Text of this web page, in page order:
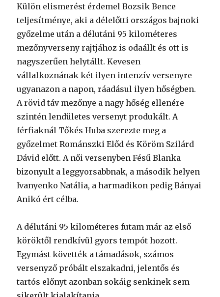
Külön elismerést érdemel Bozsik Bence
teljesítménye, aki a délelőtti országos bajnoki
győzelme után a délutáni 95 kilométeres
mezőnyverseny rajtjához is odaállt és ott is
nagyszerűen helytállt. Kevesen
vállalkoznának két ilyen intenzív versenyre
ugyanazon a napon, ráadásul ilyen hőségben.
A rövid táv mezőnye a nagy hőség ellenére
szintén lendületes versenyt produkált. A
férfiaknál Tőkés Huba szerezte meg a
győzelmet Románszki Előd és Köröm Szilárd
Dávid előtt. A női versenyben Fésű Blanka
bizonyult a leggyorsabbnak, a második helyen
Ivanyenko Natália, a harmadikon pedig Bányai
Anikó ért célba.
A délutáni 95 kilométeres futam már az első
köröktől rendkívül gyors tempót hozott.
Egymást követték a támadások, számos
versenyző próbált elszakadni, jelentős és
tartós előnyt azonban sokáig senkinek sem